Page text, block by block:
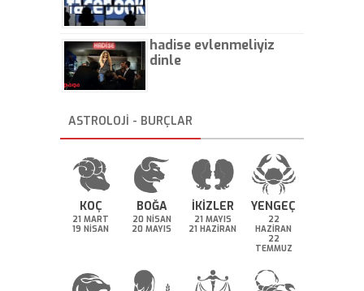
hadise evlenmeliyiz
dinle
ASTROLOJİ - BURÇLAR
KOÇ
21 MART
19 NİSAN
BOĞA
20 NİSAN
20 MAYIS
İKİZLER
21 MAYIS
21 HAZİRAN
YENGEÇ
22
HAZİRAN
22
TEMMUZ